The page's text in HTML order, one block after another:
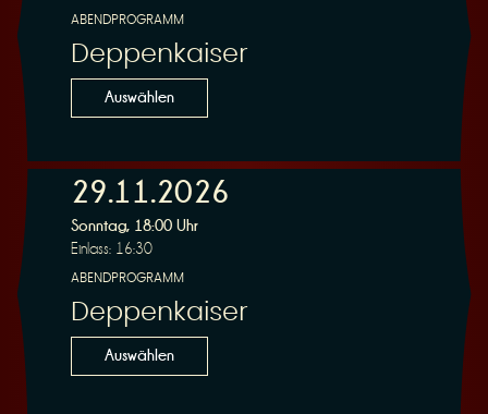
ABENDPROGRAMM
Deppenkaiser
Auswählen
29.11.2026
Sonntag, 18:00 Uhr
Einlass: 16:30
ABENDPROGRAMM
Deppenkaiser
Auswählen